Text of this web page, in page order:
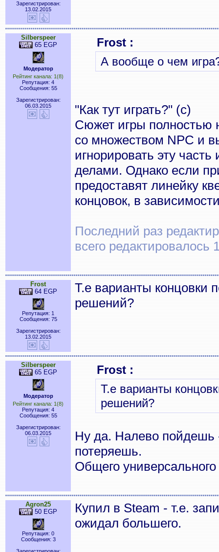
Зарегистрирован:
13.02.2015
Silberspeer
65 EGP
Модератор
Рейтинг канала: 1(8)
Репутация: 4
Сообщения: 55
Зарегистрирован:
06.03.2015
Frost :
А вообще о чем
"Как тут играть?" (с)
Сюжет игры полностью
со множеством NPC и
игнорировать эту
делами. Однако если
предоставят линейку
концовок, в
Последний раз
всего редактировалось
Frost
64 EGP
Репутация: 1
Сообщения: 75
Зарегистрирован:
13.02.2015
Т.е варианты концовки
решений?
Silberspeer
65 EGP
Модератор
Рейтинг канала: 1(8)
Репутация: 4
Сообщения: 55
Зарегистрирован:
06.03.2015
Frost :
Т.е варианты
решений?
Ну да. Налево пойдешь
потеряешь.
Общего
Agron25
50 EGP
Репутация: 0
Сообщения: 3
Купил в Steam - т.е.
ожидал большего.